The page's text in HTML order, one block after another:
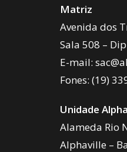
Matriz
Avenida dos
Sala 508 –
E-mail:
Fones: (19)
Unidade
Alameda Rio
Alphaville –